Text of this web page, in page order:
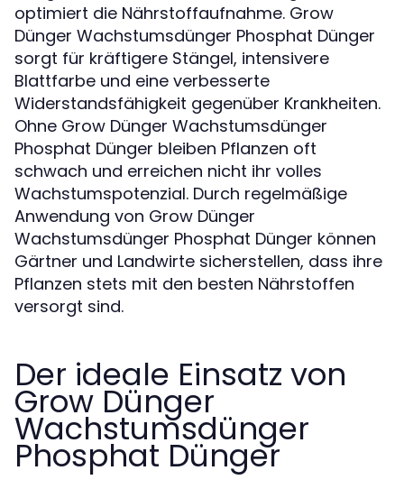
optimiert die Nährstoffaufnahme. Grow
Dünger Wachstumsdünger Phosphat Dünger
sorgt für kräftigere Stängel, intensivere
Blattfarbe und eine verbesserte
Widerstandsfähigkeit gegenüber Krankheiten.
Ohne Grow Dünger Wachstumsdünger
Phosphat Dünger bleiben Pflanzen oft
schwach und erreichen nicht ihr volles
Wachstumspotenzial. Durch regelmäßige
Anwendung von Grow Dünger
Wachstumsdünger Phosphat Dünger können
Gärtner und Landwirte sicherstellen, dass ihre
Pflanzen stets mit den besten Nährstoffen
versorgt sind.
Der ideale Einsatz von
Grow Dünger
Wachstumsdünger
Phosphat Dünger